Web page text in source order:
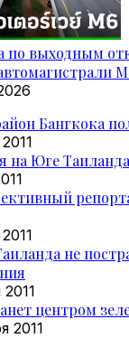
по выходным
Бангкока
на Юге Таиланда
не
центром
2011